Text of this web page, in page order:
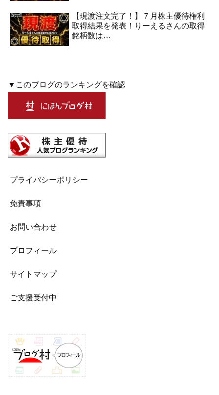
【現渡注文完了！】７月株主優待権利
取得結果を発表！りーえるさんの取得
銘柄数は…
▼このブログのランキングを確認
プライバシーポリシー
免責事項
お問い合わせ
プロフィール
サイトマップ
ご支援受付中